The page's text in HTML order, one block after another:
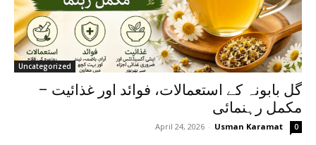
Uncategorized
گل بابونہ کے استعمالات، فوائد اور غذائیت –
مکمل رہنمائی
Usman Karamat
-
April 24, 2026 0